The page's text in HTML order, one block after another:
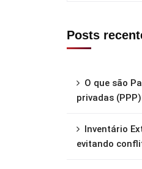
Posts
O que são
privadas
Inventário
evitando